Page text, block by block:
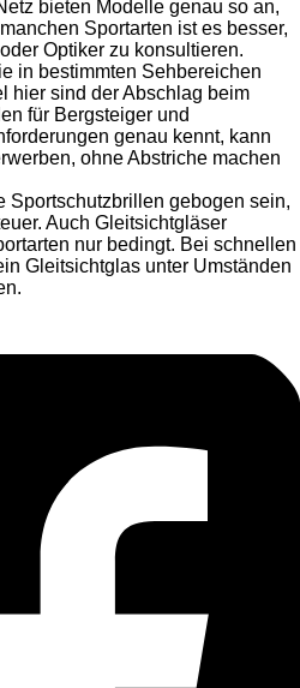
bieten Modelle genau so an,
Sportarten ist es besser,
Optiker zu konsultieren.
in bestimmten Sehbereichen
hier sind der Abschlag beim
für Bergsteiger und
genau kennt, kann
ohne Abstriche machen
Sportschutzbrillen gebogen sein,
Auch Gleitsichtgläser
nur bedingt. Bei schnellen
Gleitsichtglas unter Umständen